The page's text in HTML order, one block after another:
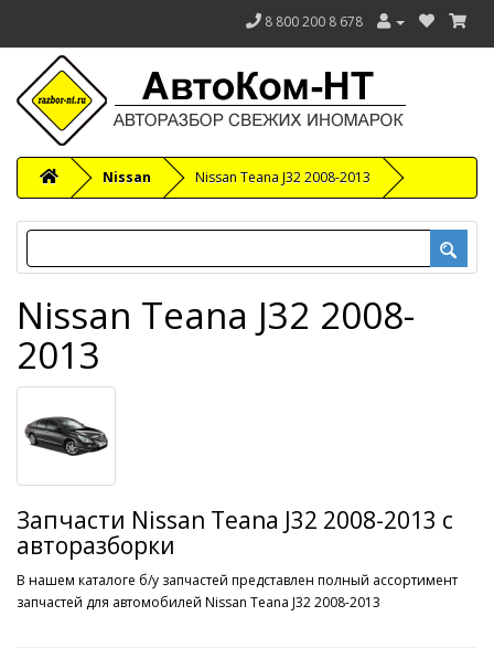
8 800 200 8 678
Nissan Nissan Teana J32 2008-2013
Nissan Teana J32 2008-
2013
Запчасти Nissan Teana J32 2008-2013 с
авторазборки
В нашем каталоге б/у запчастей представлен полный ассортимент
запчастей для автомобилей Nissan Teana J32 2008-2013